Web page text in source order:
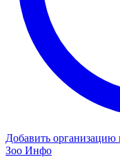
Добавить организацию
Зоо Инфо